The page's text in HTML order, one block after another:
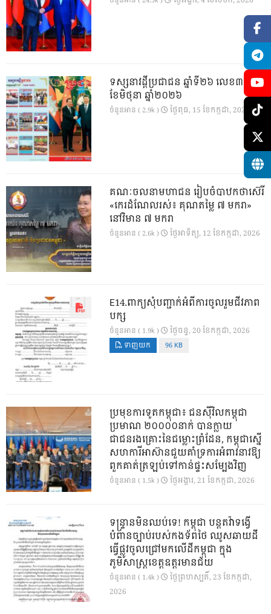
ទស្សនាវដ្ដីប្រជាជន ឆ្នាំទី២៦ លេខ៣០១
ខែមិថុនា ឆ្នាំ២០២៦
ចំនួនអាន ( 2.9k ) ថ្ងៃ​ពុធ, 15 ខែ​កក្កដា, 2026
គណៈចលនាមហាជន រៀបចំបាឋកថាស៊េរី
«កេរដំណែលរស់៖ គុណតម្លៃ ៧ មករា»
នៅវិមាន ៧ មករា
ចំនួនអាន ( 2.6k ) ថ្ងៃ​អាទិត្យ, 12 ខែ​កក្កដា, 2026
E14.ពាក្យសុំបញ្ជាក់អំពីការចូលរួមជីវភាព
បក្ស
ចំនួនអាន ( 1.9k ) ថ្ងៃ​ចន្ទ, 20 ខែ​កក្កដា, 2026
ទាញយក 96 KB
ប្រមុខការទូតកម្ពុជា៖ ជនស៊ីវិលកម្ពុជា
ប្រមាណ ២០០០០នាក់ បានក្លាយ
ជាជនរងគ្រោះនៃជម្លោះព្រំដែន, កម្ពុជាស្នើ
សហការីអាស៊ានជួយគាំទ្រការអំពាវនាវឱ្យ
ពួកគាត់ត្រឡប់ទៅកាន់ផ្ទះសម្បែងវិញ
ចំនួនអាន ( 1.5k ) ថ្ងៃ​អង្គារ, 21 ខែ​កក្កដា, 2026
ទន្ទ្រានមិនឈប់ទេ! កម្ពុជា បន្តតវ៉ាទង្វើ
បំពានច្បាប់របស់កងទ័ពថៃ ឈូសឆាយដី
ធ្វើផ្លូវចូលជ្រៅមកលើដីកម្ពុជា ក្នុង
ភូមិសាស្ត្រខេត្តឧត្តរមានជ័យ
ចំនួនអាន ( 1.4k )
ថ្ងៃ​ព្រហស្បតិ៍, 23 ខែ​កក្កដា,
2026